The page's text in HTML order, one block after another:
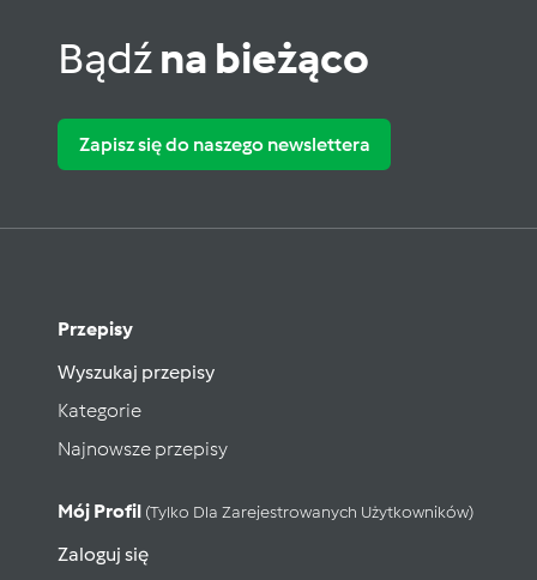
Bądźna bieżąco
Zapisz się do naszego newslettera
Przepisy
Wyszukaj przepisy
Kategorie
Najnowsze przepisy
Mój Profil (tylko Dla Zarejestrowanych Użytkowników)
Zaloguj się